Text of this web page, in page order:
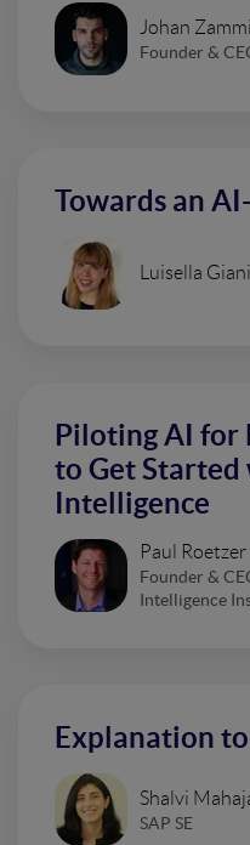
Johan
Founder &
Towards an
Luisella Giani
Piloting AI for
to Get
Intelligence
Paul Roetzer
Founder &
Intelligence
Explanation
Shalvi
SAP SE